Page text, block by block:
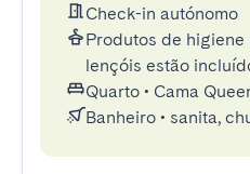
Check-in autónomo
Produtos de higiene
lençóis estão
Quarto • Cama
Banheiro • sanita,